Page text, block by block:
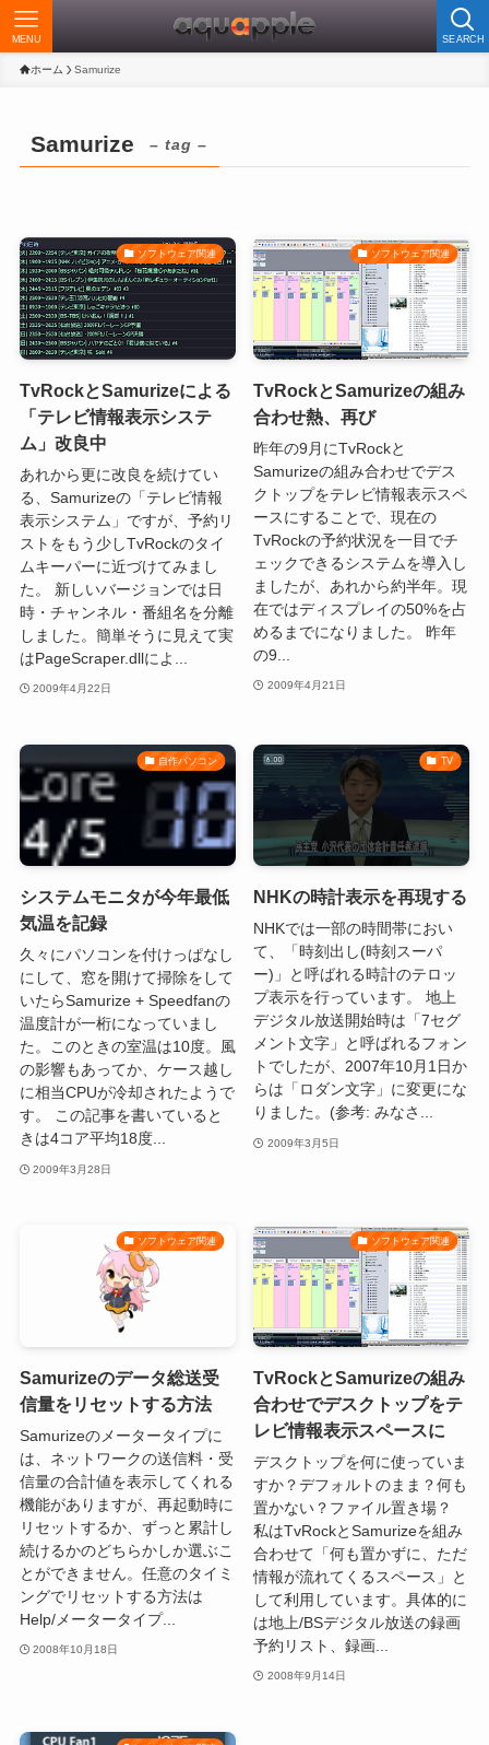
SEARCH
MENU
ホーム Samurize
Samurize – tag –
ソフトウェア関連
TvRockとSamurizeによる
「テレビ情報表示システ
ム」改良中
あれから更に改良を続けてい
る、Samurizeの「テレビ情報
表示システム」ですが、予約リ
ストをもう少しTvRockのタイ
ムキーパーに近づけてみまし
た。 新しいバージョンでは日
時・チャンネル・番組名を分離
しました。簡単そうに見えて実
はPageScraper.dllによ...
2009年4月22日
ソフトウェア関連
TvRockとSamurizeの組み
合わせ熱、再び
昨年の9月にTvRockと
Samurizeの組み合わせでデス
クトップをテレビ情報表示スペ
ースにすることで、現在の
TvRockの予約状況を一目でチ
ェックできるシステムを導入し
ましたが、あれから約半年。現
在ではディスプレイの50%を占
めるまでになりました。 昨年
の9...
2009年4月21日
自作パソコン
システムモニタが今年最低
気温を記録
久々にパソコンを付けっぱなし
にして、窓を開けて掃除をして
いたらSamurize + Speedfanの
温度計が一桁になっていまし
た。このときの室温は10度。風
の影響もあってか、ケース越し
に相当CPUが冷却されたようで
す。 この記事を書いていると
きは4コア平均18度...
2009年3月28日
TV
NHKの時計表示を再現する
NHKでは一部の時間帯におい
て、「時刻出し(時刻スーパ
ー)」と呼ばれる時計のテロッ
プ表示を行っています。 地上
デジタル放送開始時は「7セグ
メント文字」と呼ばれるフォン
トでしたが、2007年10月1日か
らは「ロダン文字」に変更にな
りました。(参考: みなさ...
2009年3月5日
ソフトウェア関連
Samurizeのデータ総送受
信量をリセットする方法
Samurizeのメータータイプに
は、ネットワークの送信料・受
信量の合計値を表示してくれる
機能がありますが、再起動時に
リセットするか、ずっと累計し
続けるかのどちらかしか選ぶこ
とができません。任意のタイミ
ングでリセットする方法は
Help/メータータイプ...
2008年10月18日
ソフトウェア関連
TvRockとSamurizeの組み
合わせでデスクトップをテ
レビ情報表示スペースに
デスクトップを何に使っていま
すか？デフォルトのまま？何も
置かない？ファイル置き場？
私はTvRockとSamurizeを組み
合わせて「何も置かずに、ただ
情報が流れてくるスペース」と
して利用しています。具体的に
は地上/BSデジタル放送の録画
予約リスト、録画...
2008年9月14日